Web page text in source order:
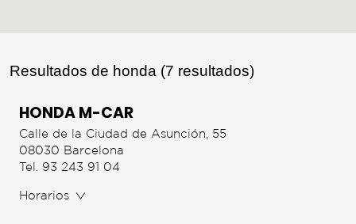
Resultados de honda (7 resultados)
HONDA M-CAR
Calle de la Ciudad de Asunción, 55
08030 Barcelona
Tel. 93 243 91 04
Horarios